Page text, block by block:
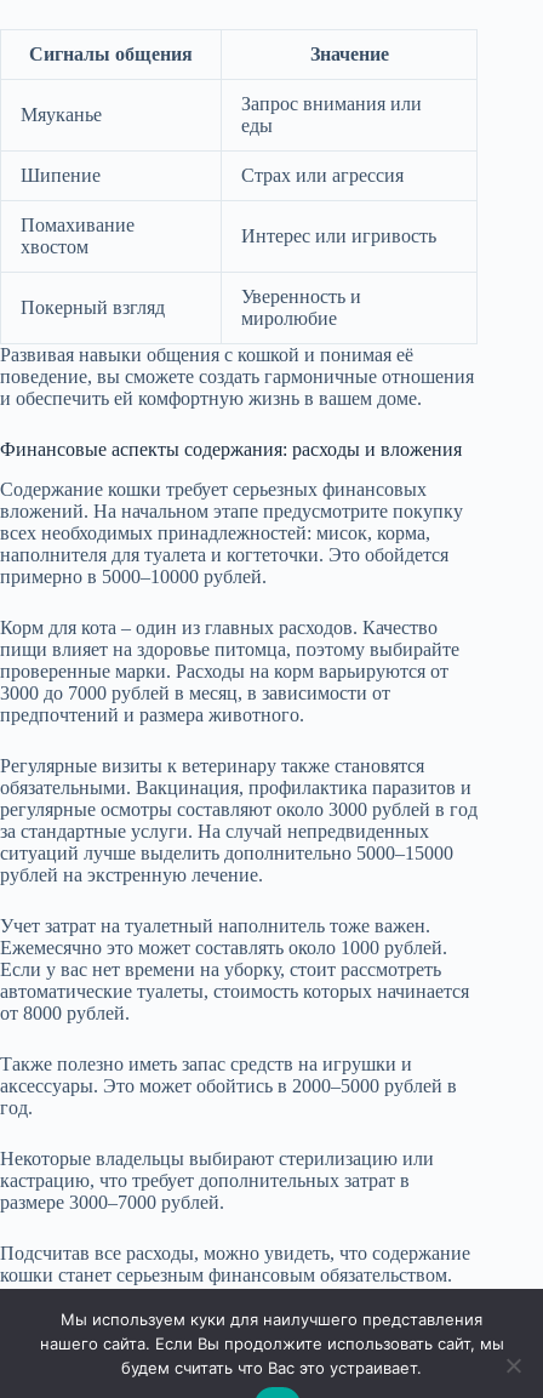
Сигналы общения Значение
Мяуканье
Запрос внимания или
еды
Шипение Страх или агрессия
Помахивание
хвостом
Интерес или игривость
Покерный взгляд
Уверенность и
миролюбие
Развивая навыки общения с кошкой и понимая её
поведение, вы сможете создать гармоничные отношения
и обеспечить ей комфортную жизнь в вашем доме.
Финансовые аспекты содержания: расходы и вложения
Содержание кошки требует серьезных финансовых
вложений. На начальном этапе предусмотрите покупку
всех необходимых принадлежностей: мисок, корма,
наполнителя для туалета и когтеточки. Это обойдется
примерно в 5000–10000 рублей.
Корм для кота – один из главных расходов. Качество
пищи влияет на здоровье питомца, поэтому выбирайте
проверенные марки. Расходы на корм варьируются от
3000 до 7000 рублей в месяц, в зависимости от
предпочтений и размера животного.
Регулярные визиты к ветеринару также становятся
обязательными. Вакцинация, профилактика паразитов и
регулярные осмотры составляют около 3000 рублей в год
за стандартные услуги. На случай непредвиденных
ситуаций лучше выделить дополнительно 5000–15000
рублей на экстренную лечение.
Учет затрат на туалетный наполнитель тоже важен.
Ежемесячно это может составлять около 1000 рублей.
Если у вас нет времени на уборку, стоит рассмотреть
автоматические туалеты, стоимость которых начинается
от 8000 рублей.
Также полезно иметь запас средств на игрушки и
аксессуары. Это может обойтись в 2000–5000 рублей в
год.
Некоторые владельцы выбирают стерилизацию или
кастрацию, что требует дополнительных затрат в
размере 3000–7000 рублей.
Подсчитав все расходы, можно увидеть, что содержание
кошки станет серьезным финансовым обязательством.
чтобы обеспечить кошке комфортную и здоровую жизнь.
Мы используем куки для наилучшего представления
нашего сайта. Если Вы продолжите использовать сайт, мы
будем считать что Вас это устраивает.